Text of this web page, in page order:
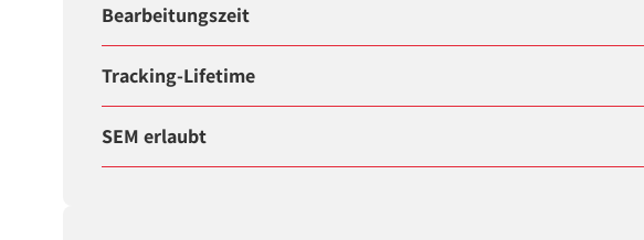
Bearbeitungszeit
Tracking-Lifetime
SEM erlaubt